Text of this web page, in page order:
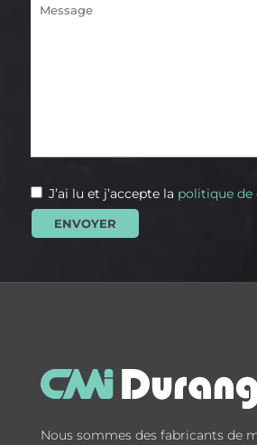
J’ai lu et j’accepte la politique
Nous sommes des fabricants de